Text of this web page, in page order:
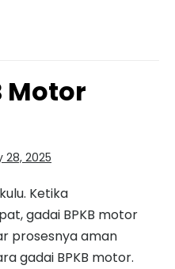
Motor
28, 2025
Ketika
gadai BPKB motor
prosesnya aman
gadai BPKB motor.